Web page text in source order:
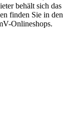
behält sich das
finden Sie in den
Onlineshops.